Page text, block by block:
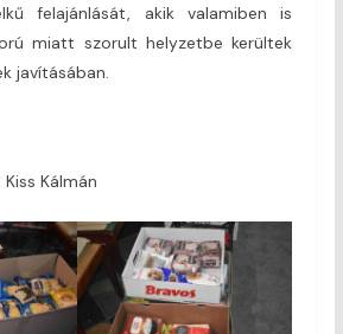
felajánlását, akik valamiben is
miatt szorult helyzetbe kerültek
javításában.
Kálmán